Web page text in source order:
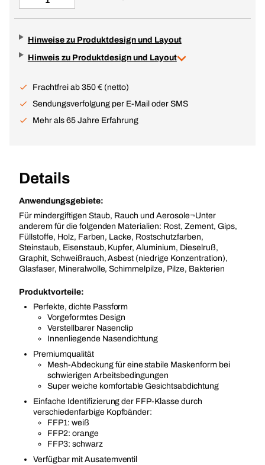
Hinweise zu Produktdesign und Layout
Hinweis zu Produktdesign und Layout
Frachtfrei ab 350 € (netto)
Sendungsverfolgung per E-Mail oder SMS
Mehr als 65 Jahre Erfahrung
Details
Anwendungsgebiete:
Für mindergiftigen Staub, Rauch und Aerosole¬Unter
anderem für die folgenden Materialien: Rost, Zement, Gips,
Füllstoffe, Holz, Farben, Lacke, Rostschutzfarben,
Steinstaub, Eisenstaub, Kupfer, Aluminium, Dieselruß,
Graphit, Schweißrauch, Asbest (niedrige Konzentration),
Glasfaser, Mineralwolle, Schimmelpilze, Pilze, Bakterien
Produktvorteile:
Perfekte, dichte Passform
Vorgeformtes Design
Verstellbarer Nasenclip
Innenliegende Nasendichtung
Premiumqualität
Mesh-Abdeckung für eine stabile Maskenform bei
schwierigen Arbeitsbedingungen
Super weiche komfortable Gesichtsabdichtung
Einfache Identifizierung der FFP-Klasse durch
verschiedenfarbige Kopfbänder:
FFP1: weiß
FFP2: orange
FFP3: schwarz
Verfügbar mit Ausatemventil